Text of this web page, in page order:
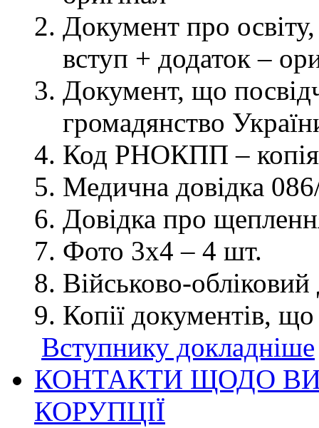
Документ про освіту,
вступ + додаток –
Документ, що
громадянство
Код РНОКПП – копія
Медична довідка
Довідка про
Фото 3х4 – 4 шт.
Військово-
Копії документів,
Вступнику докладніше
КОНТАКТИ ЩОДО
КОРУПЦІЇ